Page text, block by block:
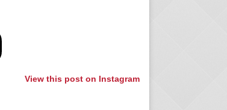
View this post on Instagram